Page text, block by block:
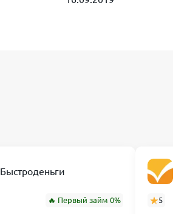
Быстроденьги
🔥 Первый займ 0% 5